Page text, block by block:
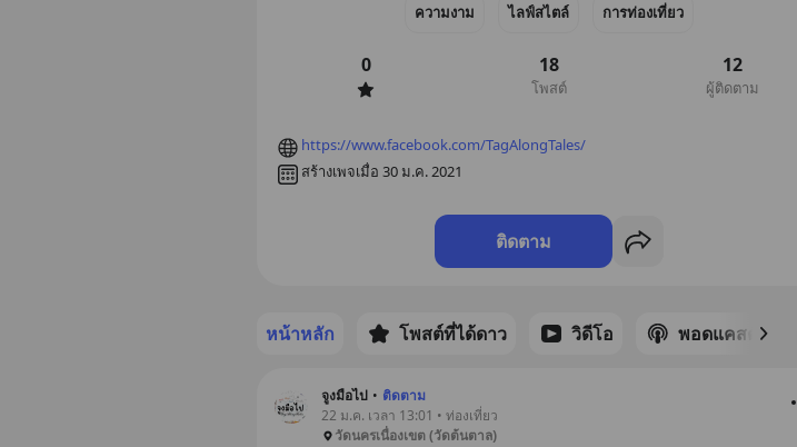
ความงาม ไลฟ์สไตล์ การท่องเที่ยว
0 18
โพสต์
12
ผู้ติดตาม
https://www.facebook.com/TagAlongTales/
สร้างเพจเมื่อ 30 ม.ค. 2021
ติดตาม
หน้าหลัก โพสต์ที่ได้ดาว วิดีโอ พอดแคสต์
จูงมือไป • ติดตาม
22 ม.ค. เวลา 13:01 • ท่องเที่ยว
วัดนครเนื่องเขต (วัดต้นตาล)